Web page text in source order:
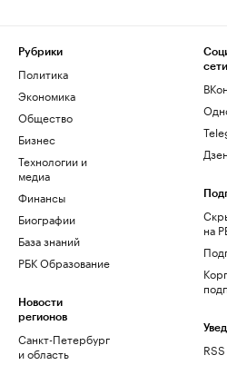
Рубрики
Политика
Экономика
Общество
Бизнес
Технологии и
медиа
Финансы
Биографии
База знаний
РБК Образование
Новости
регионов
Санкт-Петербург
и область
сети
Дзен
на